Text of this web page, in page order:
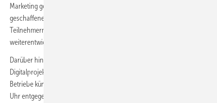
Marketing gezielt zu stärken. Ergänzt wird die Initiative durch das neu
geschaffene Markenforum, das den Austausch zwischen den
Teilnehmern fördern und gemeinsame Marketingmaßnahmen
weiterentwickeln soll.
Darüber hinaus wurde mit dem „SHK KI-Master“ ein neues
Digitalprojekt vorgestellt. Der KI-gestützte Servicemitarbeiter soll
Betriebe künftig im Tagesgeschäft unterstützen, Anfragen rund um die
Uhr entgegennehmen, Anliegen vorqualifizieren und den